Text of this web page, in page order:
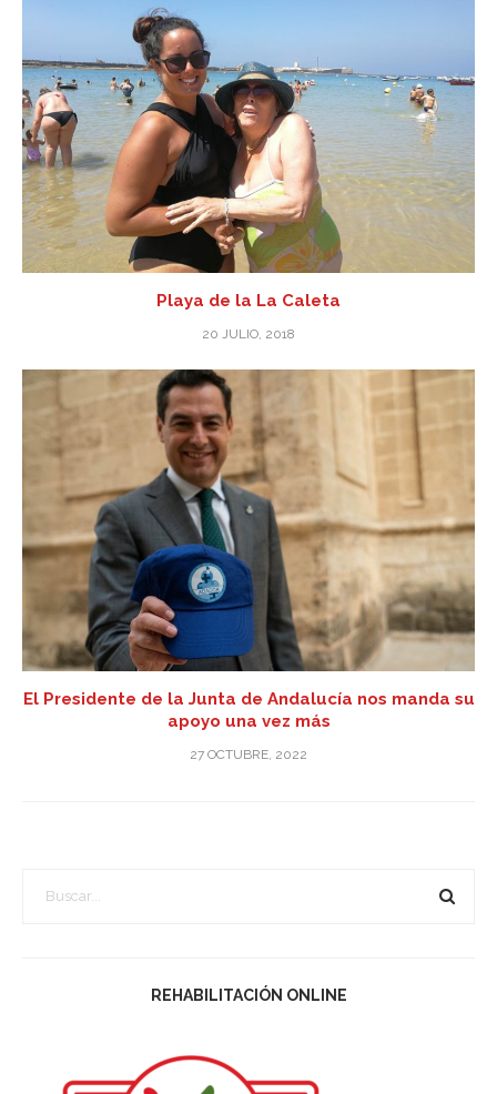
Playa de la La Caleta
20 JULIO, 2018
El Presidente de la Junta de Andalucía nos manda su
apoyo una vez más
27 OCTUBRE, 2022
REHABILITACIÓN ONLINE